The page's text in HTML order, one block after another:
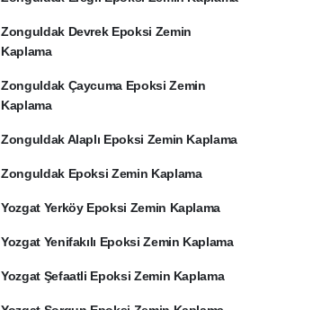
Zonguldak Devrek Epoksi Zemin
Kaplama
Zonguldak Çaycuma Epoksi Zemin
Kaplama
Zonguldak Alaplı Epoksi Zemin Kaplama
Zonguldak Epoksi Zemin Kaplama
Yozgat Yerköy Epoksi Zemin Kaplama
Yozgat Yenifakılı Epoksi Zemin Kaplama
Yozgat Şefaatli Epoksi Zemin Kaplama